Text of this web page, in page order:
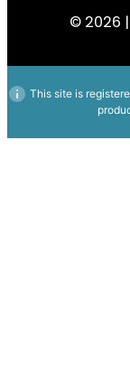
© 2026
This site is